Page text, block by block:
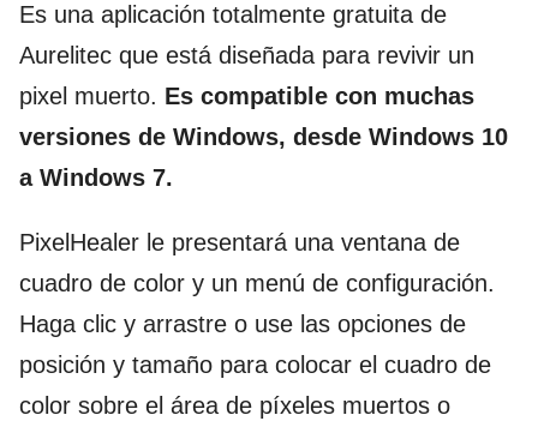
Es una aplicación totalmente gratuita de
Aurelitec que está diseñada para revivir un
pixel muerto. Es compatible con muchas
versiones de Windows, desde Windows 10
a Windows 7.
PixelHealer le presentará una ventana de
cuadro de color y un menú de configuración.
Haga clic y arrastre o use las opciones de
posición y tamaño para colocar el cuadro de
color sobre el área de píxeles muertos o